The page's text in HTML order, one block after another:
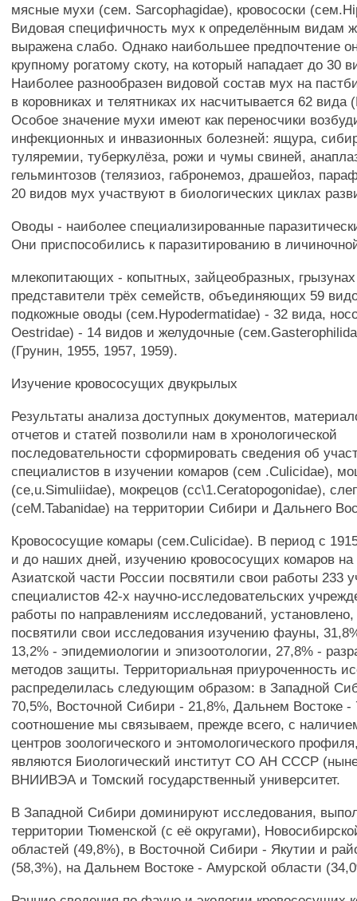
мясные мухи (сем. Sarcophagidae), кровососки
Видовая специфичность мух к определённым видам
выражена слабо. Однако наибольшее предпочтение
крупному рогатому скоту, на который нападает до 30
Наиболее разнообразен видовой состав мух на
в коровниках и телятниках их насчитывается 62 вида
Особое значение мухи имеют как переносчики
инфекционных и инвазионных болезней: ящура,
туляремии, туберкулёза, рожи и чумы свиней,
гельминтозов (телязиоз, габронемоз, драшейоз,
20 видов мух участвуют в биологических циклах
Оводы - наиболее специализированные
Они приспособились к паразитированию в
млекопитающих - копытных, зайцеобразных,
представители трёх семейств, объединяющих 59
подкожные оводы (сем.Hypodermatidae) - 32 вида,
Oestridae) - 14 видов и желудочные
(Грунин, 1955, 1957, 1959).
Изучение кровососущих двукрылых
Результаты анализа доступных документов,
отчетов и статей позволили нам в хронологической
последовательности сформировать сведения об
специалистов в изучении комаров (сем .Culicidae),
(ce,u.Simuliidae), мокрецов (сс\1.Ceratopogonidae),
(ceM.Tabanidae) на территории Сибири и Дальнего
Кровососущие комары (сем.Culicidae). В период с
и до наших дней, изучению кровососущих комаров на
Азиатской части России посвятили свои работы 233
специалистов 42-х научно-исследовательских
работы по направлениям исследований,
посвятили свои исследования изучению фауны,
13,2% - эпидемиологии и эпизоотологии, 27,8% -
методов защиты. Территориальная приуроченность
распределилась следующим образом: в Западной
70,5%, Восточной Сибири - 21,8%, Дальнем Востоке -
соотношение мы связываем, прежде всего, с
центров зоологического и энтомологического
являются Биологический институт СО АН СССР
ВНИИВЭА и Томский государственный университет.
В Западной Сибири доминируют исследования,
территории Тюменской (с её округами),
областей (49,8%), в Восточной Сибири - Якутии и
(58,3%), на Дальнем Востоке - Амурской области